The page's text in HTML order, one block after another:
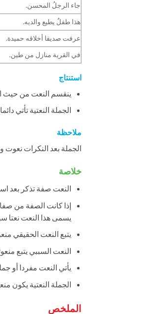
جاء الرجلُ المحسن.
هذا طفلٌ يطيع والديه.
عرفت صديقا أخلاقه حميدة.
في القرية منازل من طين.
استنتاج
ينقسم النعت من حيث
الجملة النعتية تأتي
ملاحظة
الجملة بعد النكرات نعوت
خلاصة
النعت صفة تذكر بعد
إذا كانت الصفة من
يسمى هذا النعت نعتا
يتبع النعت الحقيقي
النعت السببي يتبع
يأتي النعت مفردا أو
الجملة النعتية يكون
الملخص